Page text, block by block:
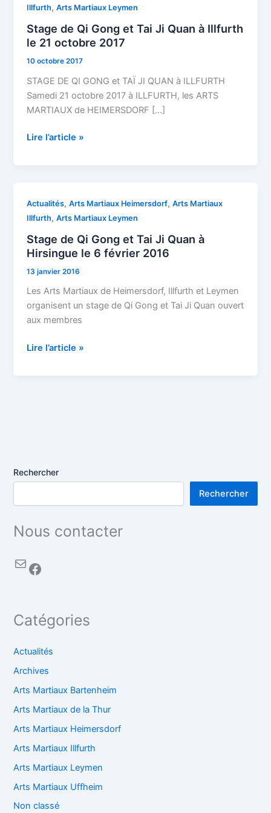
Illfurth,Arts Martiaux Leymen
Stage de Qi Gong et Tai Ji Quan à Illfurth
le 21 octobre 2017
10 octobre 2017
STAGE DE QI GONG et TAÏ JI QUAN à ILLFURTH
Samedi 21 octobre 2017 à ILLFURTH, les ARTS
MARTIAUX de HEIMERSDORF […]
de
Gong
et
Tai
Ji
Quan
à
le
Lire l’article »
Actualités,Arts Martiaux Heimersdorf,Arts Martiaux
Illfurth,Arts Martiaux Leymen
Stage de Qi Gong et Tai Ji Quan à
Hirsingue le 6 février 2016
13 janvier 2016
Les Arts Martiaux de Heimersdorf, Illfurth et Leymen
organisent un stage de Qi Gong et Tai Ji Quan ouvert
aux membres
Stage
de
Gong
et
Tai
Ji
Quan
à
le
Lire l’article »
Rechercher
Rechercher
Nous contacter
Catégories
Actualités
Archives
Arts Martiaux Bartenheim
Arts Martiaux de la Thur
Arts Martiaux Heimersdorf
Arts Martiaux Illfurth
Arts Martiaux Leymen
Arts Martiaux Uffheim
Non classé